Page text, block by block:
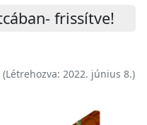
frissítve!
(Létrehozva: 2022. június 8.)